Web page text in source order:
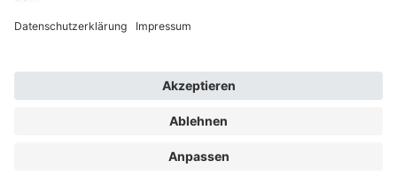
Bestellungen & Versand
Kundenservice